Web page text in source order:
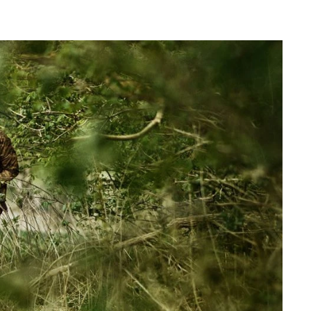
finden, von leisen Artikeln für die
die ' Kamko
'-Wendefleecejacken, die durch ihre
die um eine leistungsstarke Heizfunktion erweitert
einfacher zu handhaben sind.
sein Potenzial maximal entfalten kann; so
wieder.
Sie sich zu jedem Zeitpunkt vollkommen auf die
Ansprechen von Wild, auch im Moment der
und des Designs – für die Entwickler von Härkila an
was Jäger für eine erfolgreiche Jagd brauchen